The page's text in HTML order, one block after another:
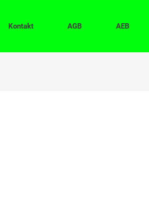
Kontakt AGB AEB